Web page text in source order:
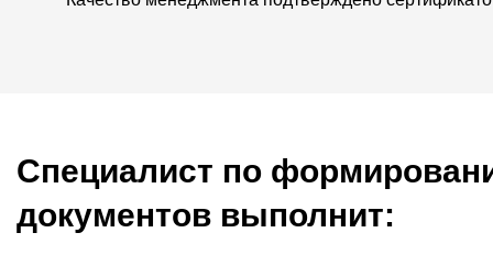
Специалист по
документов выполнит: